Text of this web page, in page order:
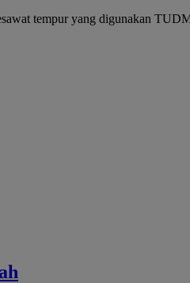
tempur yang digunakan